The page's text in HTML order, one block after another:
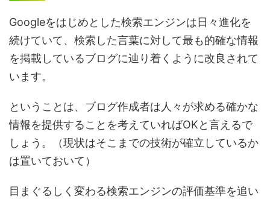
Googleをはじめとした検索エンジンは日々進化を
続けていて、検索した言葉に対して最も的確な情報
を掲載しているブログに辿り着くように改良されて
います。
ということは、ブログ作成者は人々が求める確かな
情報を提供することを考えていればOKと言えるで
しょう。（現状はそこまでの技術が確立しているか
は置いておいて）
目まぐるしく変わる検索エンジンの評価基準を追い